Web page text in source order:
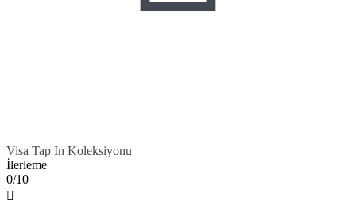
Visa Tap In Koleksiyonu
İlerleme
0/10
